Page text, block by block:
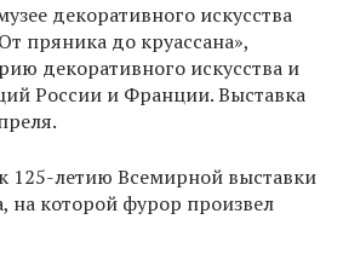
декоративного искусства
пряника до круассана»,
декоративного искусства и
России и Франции. Выставка
125-летию Всемирной выставки
на которой фурор произвел